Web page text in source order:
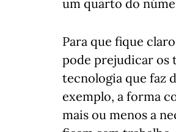
um quarto do
Para que fique
pode prejudicar os
tecnologia que faz
exemplo, a forma
mais ou menos a